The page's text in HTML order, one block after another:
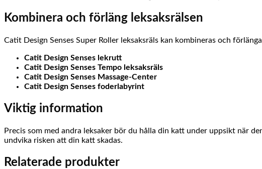
Kombinera och förläng leksaksrälsen
Catit Design Senses Super Roller leksaksräls kan kombineras och
Catit Design Senses lekrutt
Catit Design Senses Tempo leksaksräls
Catit Design Senses Massage-Center
Catit Design Senses foderlabyrint
Viktig information
Precis som med andra leksaker bör du hålla din katt under uppsikt när
undvika risken att din katt skadas.
Relaterade produkter